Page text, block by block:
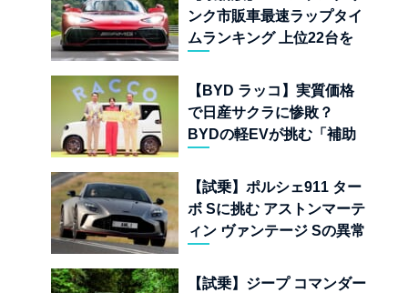
ンク市販車最速ラップタイ
ムランキング 上位22台を
【BYD ラッコ】実質価格
で日産サクラに惨敗？
BYDの軽EVが挑む「補助
界
【試乗】ポルシェ911 ター
ボ Sに挑む アストンマーテ
ィン ヴァンテージ Sの異常
狂気
【試乗】ジープ コマンダー